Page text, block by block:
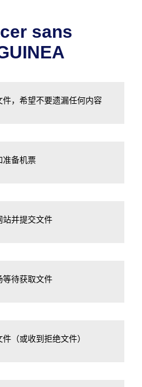
sans
件，希望不要遗漏任何内容
准备机票
站并提交文件
等待获取文件
（或收到拒绝文件）